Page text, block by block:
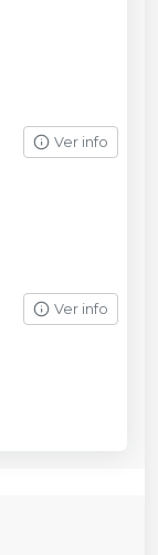
Ver info
Ver info